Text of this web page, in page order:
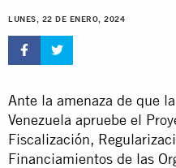
LUNES, 22 DE ENERO, 2024
Ante la amenaza de que
Venezuela apruebe el
Fiscalización,
Financiamientos de las